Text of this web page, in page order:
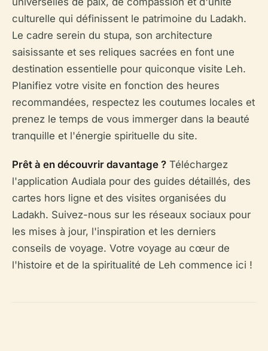
culturelle qui définissent le patrimoine du Ladakh.
Le cadre serein du stupa, son architecture
saisissante et ses reliques sacrées en font une
destination essentielle pour quiconque visite Leh.
Planifiez votre visite en fonction des heures
recommandées, respectez les coutumes locales et
prenez le temps de vous immerger dans la beauté
tranquille et l'énergie spirituelle du site.
Prêt à en découvrir davantage ? Téléchargez
l'application Audiala pour des guides détaillés, des
cartes hors ligne et des visites organisées du
Ladakh. Suivez-nous sur les réseaux sociaux pour
les mises à jour, l'inspiration et les derniers
conseils de voyage. Votre voyage au cœur de
l'histoire et de la spiritualité de Leh commence ici !